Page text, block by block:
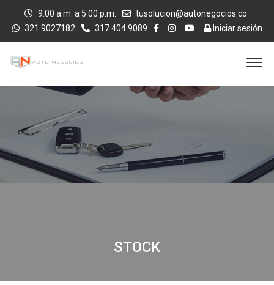
9:00 a.m. a 5:00 p.m.
tusolucion@autonegocios.co
321 9027182
317 404 9089 Iniciar sesión
STOCK